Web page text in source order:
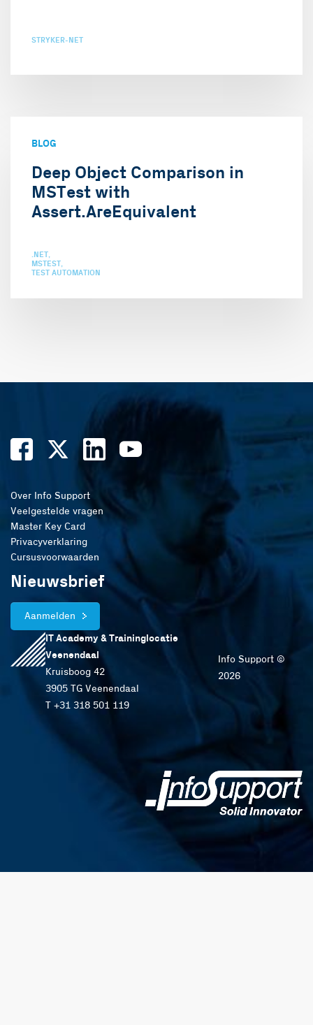
STRYKER-NET
BLOG
Deep Object Comparison in
MSTest with
Assert.AreEquivalent
.NET
MSTEST
TEST AUTOMATION
Over Info Support
Veelgestelde vragen
Master Key Card
Privacyverklaring
Cursusvoorwaarden
Nieuwsbrief
Aanmelden
IT Academy & Traininglocatie
Veenendaal
Kruisboog 42
3905 TG Veenendaal
T +31 318 501 119
Info Support ©
2026